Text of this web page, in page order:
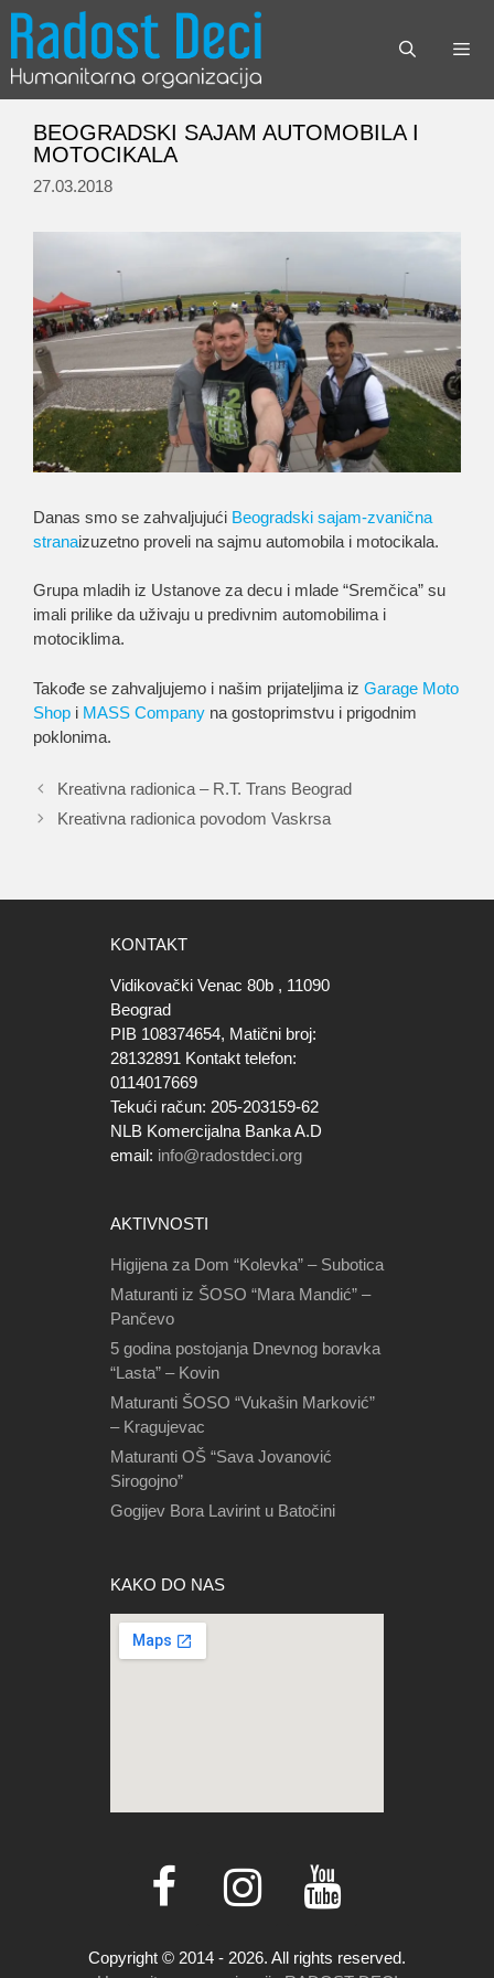
Skip
content
BEOGRADSKI SAJAM AUTOMOBILA I
MOTOCIKALA
27.03.2018
Danas smo se zahvaljujući Beogradski sajam-zvanična
stranaizuzetno proveli na sajmu automobila i motocikala.
Grupa mladih iz Ustanove za decu i mlade “Sremčica” su
imali prilike da uživaju u predivnim automobilima i
motociklima.
Takođe se zahvaljujemo i našim prijateljima iz Garage Moto
Shop i MASS Company na gostoprimstvu i prigodnim
poklonima.
Kreativna radionica – R.T. Trans Beograd
Kreativna radionica povodom Vaskrsa
KONTAKT
Vidikovački Venac 80b , 11090
Beograd
PIB 108374654, Matični broj:
28132891 Kontakt telefon:
0114017669
Tekući račun: 205-203159-62
NLB Komercijalna Banka A.D
email: info@radostdeci.org
AKTIVNOSTI
Higijena za Dom “Kolevka” – Subotica
Maturanti iz ŠOSO “Mara Mandić” –
Pančevo
5 godina postojanja Dnevnog boravka
“Lasta” – Kovin
Maturanti ŠOSO “Vukašin Marković”
– Kragujevac
Maturanti OŠ “Sava Jovanović
Sirogojno”
Gogijev Bora Lavirint u Batočini
KAKO DO NAS
Copyright © 2014 - 2026. All rights reserved.